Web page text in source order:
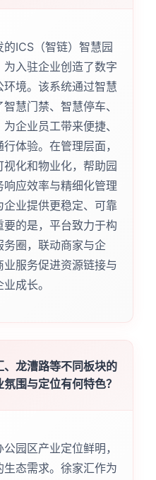
ICS（智链）智慧园
为入驻企业创造了数字
境。该系统通过智慧
慧门禁、智慧停车、
企业员工带来便捷、
体验。在管理层面，
化和物业化，帮助园
响应效率与精细化管理
业提供更稳定、可靠
的是，平台致力于构
务圈，联动商家与企
服务促进资源链接与
成长。
龙漕路等不同板块的
围与定位有何特色？
园区产业定位鲜明，
态需求。徐家汇作为